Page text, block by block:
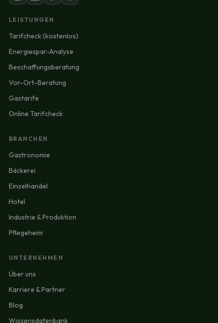
LEISTUNGEN
Tarifcheck (kostenlos)
Energiespar-Analyse
Beschaffungsberatung
Vor-Ort-Beratung
Gastarife
Online Tarifcheck
BRANCHEN
Gastronomie
Bäckerei
Einzelhandel
Hotel
Industrie & Produktion
Pflegeheim
UNTERNEHMEN
Über uns
Karriere & Partner
Blog
Wissensdatenbank